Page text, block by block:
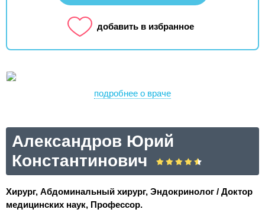
добавить в избранное
подробнее о враче
Александров Юрий
Константинович
Хирург, Абдоминальный хирург, Эндокринолог / Доктор
медицинских наук, Профессор.